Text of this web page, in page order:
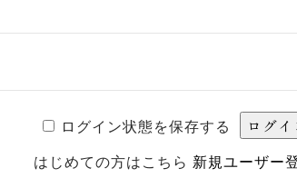
ログイン状態を保存する
はじめての方はこちら 新規ユーザー